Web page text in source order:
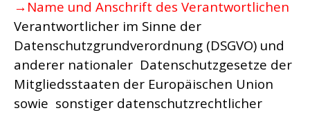
→Name und Anschrift des Verantwortlichen
Verantwortlicher im Sinne der
Datenschutzgrundverordnung (DSGVO) und
anderer nationaler Datenschutzgesetze der
Mitgliedsstaaten der Europäischen Union
sowie sonstiger datenschutzrechtlicher